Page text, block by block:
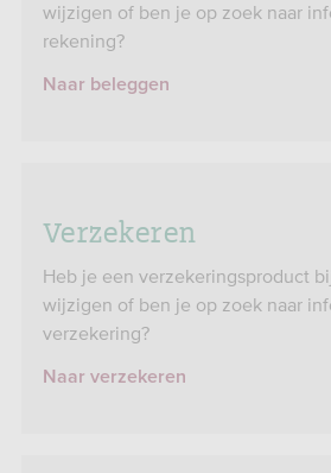
wijzigen of ben je op zoek naar
rekening?
Naar beleggen
Verzekeren
Heb je een verzekeringsproduct
wijzigen of ben je op zoek naar
verzekering?
Naar verzekeren